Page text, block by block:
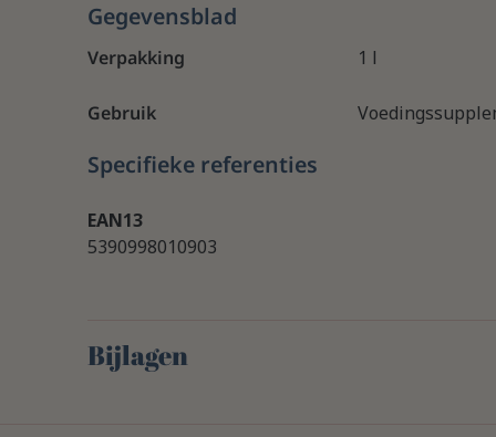
Gegevensblad
Verpakking 1 l
Gebruik
Specifieke referenties
EAN13
5390998010903
Bijlagen